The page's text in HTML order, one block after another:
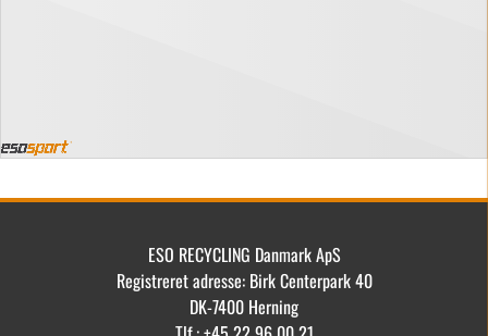
ESO RECYCLING Danmark ApS
Registreret adresse: Birk Centerpark 40
DK-7400 Herning